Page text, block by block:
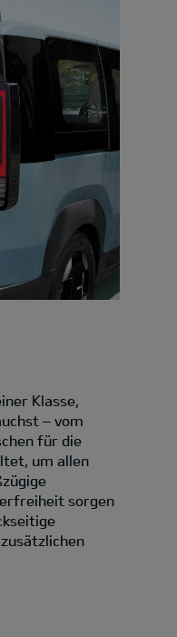
Klasse,
– vom
für die
um allen
sorgen